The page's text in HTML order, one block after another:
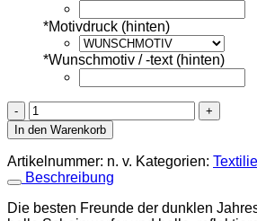
*Motivdruck (hinten)
*Wunschmotiv / -text (hinten)
Kinder-
Warnweste
mit
Reißverschluss
(verschiedene
Motive,
verschiedene
In den Warenkorb
Artikelnummer: n. v. Kategorien:
Beschreibung
Die besten Freunde der dunklen